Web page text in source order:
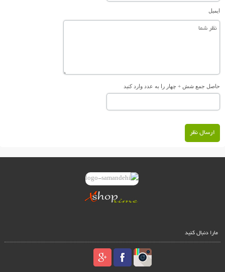
ایمیل
حاصل جمع شش + چهار را به عدد وارد کنید
ارسال نظر
مارا دنبال کنید